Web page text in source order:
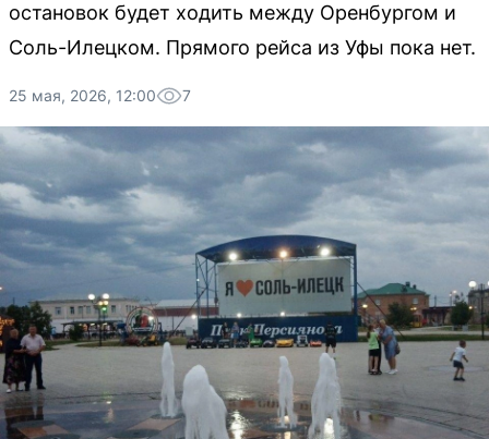
остановок будет ходить между Оренбургом и
Соль-Илецком. Прямого рейса из Уфы пока нет.
25 мая, 2026, 12:00 7